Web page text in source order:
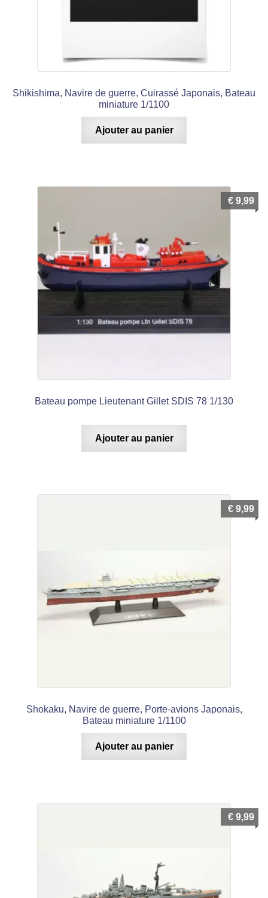
Shikishima, Navire de guerre, Cuirassé Japonais, Bateau
miniature 1/1100
Ajouter au panier
Bateau pompe Lieutenant Gillet SDIS 78 1/130
€ 9,99
Ajouter au panier
Shokaku, Navire de guerre, Porte-avions Japonais,
Bateau miniature 1/1100
€ 9,99
Ajouter au panier
€ 9,99